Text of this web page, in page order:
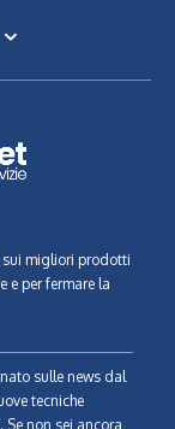
sui migliori prodotti
e per fermare la
sulle news dal
tecniche
non sei ancora